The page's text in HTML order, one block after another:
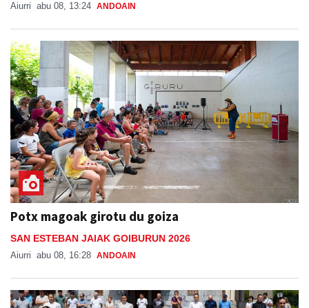
Aiurri abu 08, 13:24 ANDOAIN
Potx magoak girotu du goiza
SAN ESTEBAN JAIAK GOIBURUN 2026
Aiurri abu 08, 16:28 ANDOAIN